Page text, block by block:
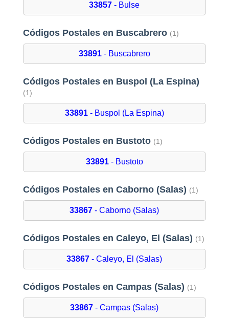
33857 - Bulse
Códigos Postales en Buscabrero (1)
33891- Buscabrero
Códigos Postales en Buspol (La Espina)
(1)
33891- Buspol (La Espina)
Códigos Postales en Bustoto (1)
33891- Bustoto
Códigos Postales en Caborno (Salas) (1)
33867 - Caborno (Salas)
Códigos Postales en Caleyo, El (Salas) (1)
33867 - Caleyo, El (Salas)
Códigos Postales en Campas (Salas) (1)
33867 - Campas (Salas)